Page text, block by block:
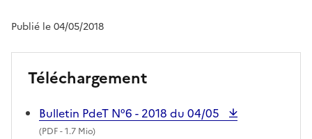
Publié le 04/05/2018
Téléchargement
Bulletin PdeT N°6 - 2018 du 04/05
(PDF- 1.7 Mio)